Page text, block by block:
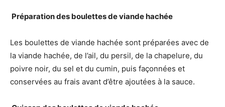
️ Préparation des boulettes de viande hachée
Les boulettes de viande hachée sont préparées avec de
la viande hachée, de l’ail, du persil, de la chapelure, du
poivre noir, du sel et du cumin, puis façonnées et
conservées au frais avant d’être ajoutées à la sauce.